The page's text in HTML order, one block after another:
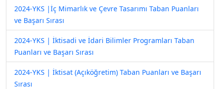
2024-YKS |İç Mimarlık ve Çevre Tasarımı Taban Puanları
ve Başarı Sırası
2024-YKS | İktisadi ve İdari Bilimler Programları Taban
Puanları ve Başarı Sırası
2024-YKS | İktisat (Açıköğretim) Taban Puanları ve Başarı
Sırası